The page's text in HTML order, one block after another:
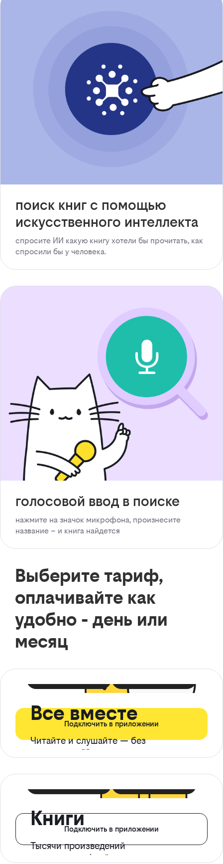
поиск книг с помощью
искусственного интеллекта
спросите ИИ какую книгу хотели бы прочитать, как
спросили бы у человека.
голосовой ввод в поиске
нажмите на значок микрофона, произнесите
название – и книга найдется
Выберите тариф,
оплачивайте как
удобно - день или
месяц
Все вместе
Читайте и слушайте — без
ограничений*
Подключить в приложении
Книги
Тысячи произведений
с доступом офлайн
Подключить в приложении